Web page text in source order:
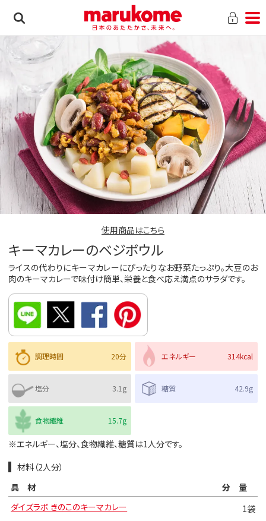
使用商品はこちら
キーマカレーのベジボウル
ライスの代わりにキーマカレーにぴったりなお野菜たっぷり。大豆のお
肉のキーマカレーで味付け簡単、栄養と食べ応え満点のサラダです。
調理時間 20分 エネルギー 314kcal
塩分 3.1g 糖質 42.9g
食物繊維 15.7g
※エネルギー、塩分、食物繊維、糖質は1人分です。
材料（2人分）
具材
分量
ダイズラボ きのこのキーマカレー
1袋